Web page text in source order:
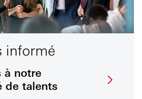
informé
à notre
de talents